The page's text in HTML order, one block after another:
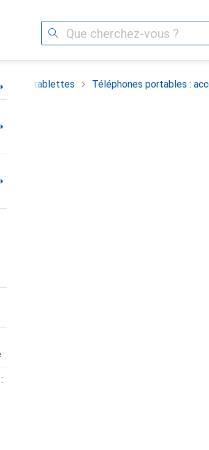
Recherche
+ tablettes Téléphones portables :